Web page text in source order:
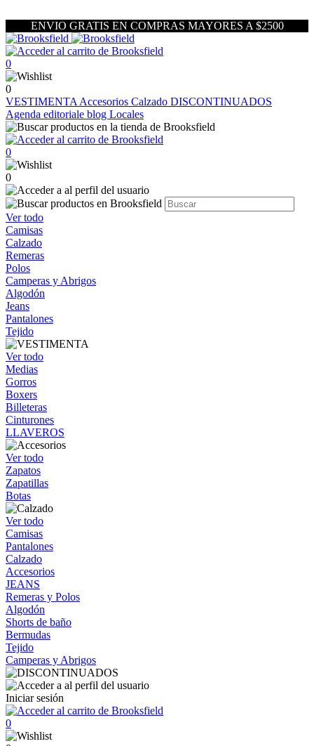
ENVIO GRATIS EN COMPRAS MAYORES A $2500
0
0
VESTIMENTA Accesorios Calzado DISCONTINUADOS
Agenda editoriale blog Locales
0
0
Ver todo
Camisas
Calzado
Remeras
Polos
Camperas y Abrigos
Algodón
Jeans
Pantalones
Tejido
Ver todo
Medias
Gorros
Boxers
Billeteras
Cinturones
LLAVEROS
Ver todo
Zapatos
Zapatillas
Botas
Ver todo
Camisas
Pantalones
Calzado
Accesorios
JEANS
Remeras y Polos
Algodón
Shorts de baño
Bermudas
Tejido
Camperas y Abrigos
Iniciar sesión
0